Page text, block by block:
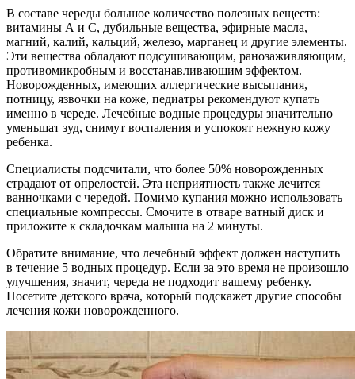
В составе череды большое количество полезных веществ:
витамины А и С, дубильные вещества, эфирные масла,
магний, калий, кальций, железо, марганец и другие элементы.
Эти вещества обладают подсушивающим, ранозаживляющим,
противомикробным и восстанавливающим эффектом.
Новорожденных, имеющих аллергические высыпания,
потницу, язвочки на коже, педиатры рекомендуют купать
именно в череде. Лечебные водные процедуры значительно
уменьшат зуд, снимут воспаления и успокоят нежную кожу
ребенка.
Специалисты подсчитали, что более 50% новорожденных
страдают от опрелостей. Эта неприятность также лечится
ванночками с чередой. Помимо купания можно использовать
специальные компрессы. Смочите в отваре ватный диск и
приложите к складочкам малыша на 2 минуты.
Обратите внимание, что лечебный эффект должен наступить
в течение 5 водных процедур. Если за это время не произошло
улучшения, значит, череда не подходит вашему ребенку.
Посетите детского врача, который подскажет другие способы
лечения кожи новорожденного.